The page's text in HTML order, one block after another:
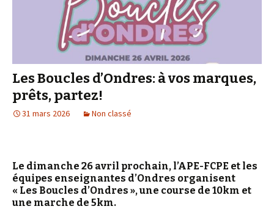
Les Boucles d’Ondres: à vos marques,
prêts, partez!
31 mars 2026 Non classé
Le dimanche 26 avril prochain, l’APE-FCPE et les
équipes enseignantes d’Ondres organisent
« Les Boucles d’Ondres », une course de 10km et
une marche de 5km.